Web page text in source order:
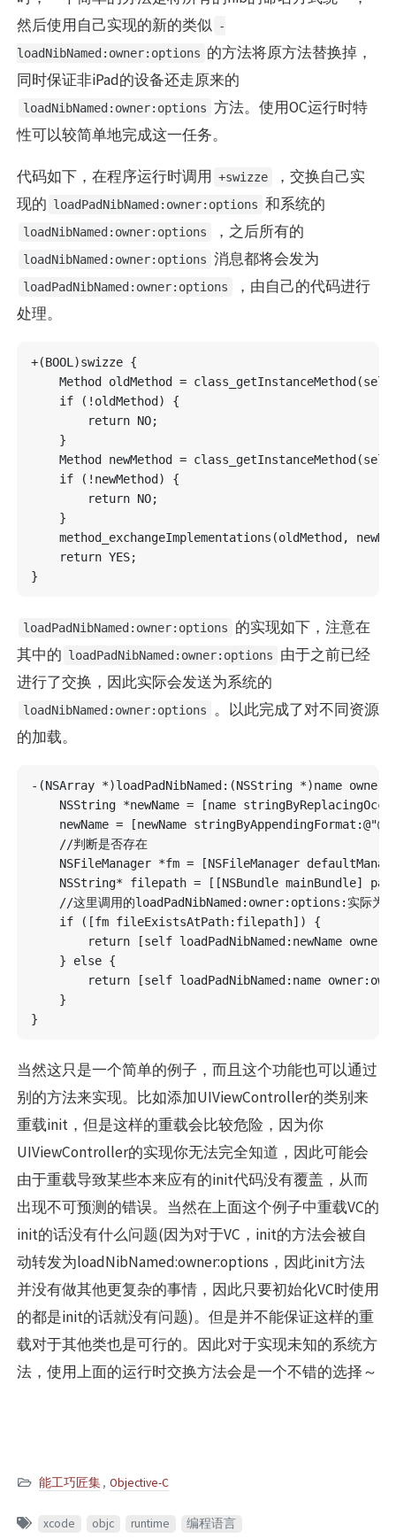
然后使用自己实现的新的类似 -
loadNibNamed:owner:options 的方法将原方法替换掉，
同时保证非iPad的设备还走原来的
loadNibNamed:owner:options 方法。使用OC运行时特
性可以较简单地完成这一任务。
代码如下，在程序运行时调用 +swizze
，交换自己实
现的 loadPadNibNamed:owner:options 和系统的
loadNibNamed:owner:options ，之后所有的
loadNibNamed:owner:options 消息都将会发为
loadPadNibNamed:owner:options
，由自己的代码进行
处理。
+(BOOL)swizze {
Method oldMethod =
    if (!oldMethod) {
        return NO;
    }
Method newMethod =
    if (!newMethod) {
        return NO;
    }
method_exchangeImplementations(oldMethod,
    return YES;
loadPadNibNamed:owner:options
的实现如下，注意在
其中的 loadPadNibNamed:owner:options
由于之前已经
进行了交换，因此实际会发送为系统的
loadNibNamed:owner:options
。以此完成了对不同资源
的加载。
-(NSArray *)loadPadNibNamed:(NSString *)name
NSString *newName = [name
newName = [newName
    //判断是否存在
NSFileManager *fm = [NSFileManager
NSString* filepath = [[NSBundle mainBundle]
//这里调用的loadPadNibNamed:owner:options:实际为
    if ([fm fileExistsAtPath:filepath]) {
return [self loadPadNibNamed:newName
    } else {
return [self loadPadNibNamed:name
    }
当然这只是一个简单的例子，而且这个功能也可以通过
别的方法来实现。比如添加UIViewController的类别来
重载init，但是这样的重载会比较危险，因为你
UIViewController的实现你无法完全知道，因此可能会
由于重载导致某些本来应有的init代码没有覆盖，从而
出现不可预测的错误。当然在上面这个例子中重载VC的
init的话没有什么问题(因为对于VC，init的方法会被自
动转发为loadNibNamed:owner:options，因此init方法
并没有做其他更复杂的事情，因此只要初始化VC时使用
的都是init的话就没有问题)。但是并不能保证这样的重
载对于其他类也是可行的。因此对于实现未知的系统方
法，使用上面的运行时交换方法会是一个不错的选择～
能工巧匠集, Objective-C
xcode objc runtime 编程语言